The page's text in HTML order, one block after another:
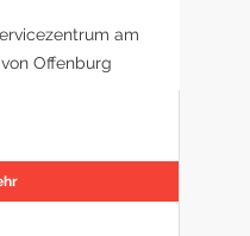
am
Offenburg